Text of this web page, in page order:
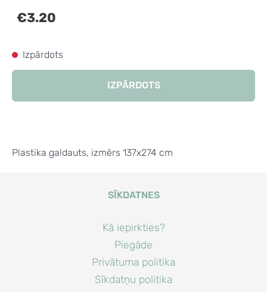
€3.20
Izpārdots
IZPĀRDOTS
Plastika galdauts, izmērs 137x274 cm
SĪKDATNES
Kā iepirkties?
Piegāde
Privātuma politika
Sīkdatņu politika